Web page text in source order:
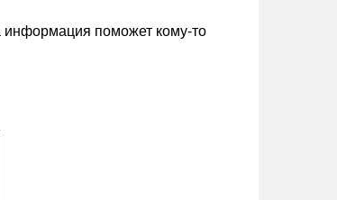
информация поможет кому-то